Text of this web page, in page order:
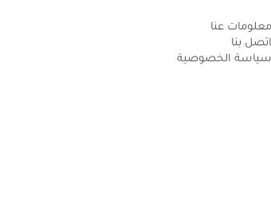
معلومات عنا
اتصل بنا
سياسة الخصوصية